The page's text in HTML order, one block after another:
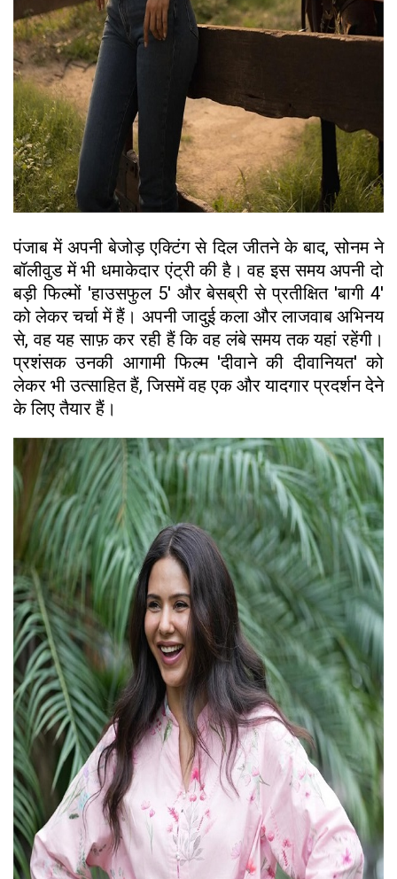
पंजाब में अपनी बेजोड़ एक्टिंग से दिल जीतने के बाद, सोनम ने
बॉलीवुड में भी धमाकेदार एंट्री की है। वह इस समय अपनी दो
बड़ी फिल्मों 'हाउसफुल 5' और बेसब्री से प्रतीक्षित 'बागी 4'
को लेकर चर्चा में हैं। अपनी जादुई कला और लाजवाब अभिनय
से, वह यह साफ़ कर रही हैं कि वह लंबे समय तक यहां रहेंगी।
प्रशंसक उनकी आगामी फिल्म 'दीवाने की दीवानियत' को
लेकर भी उत्साहित हैं, जिसमें वह एक और यादगार प्रदर्शन देने
के लिए तैयार हैं।